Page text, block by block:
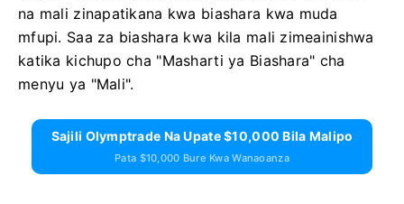
na mali zinapatikana kwa biashara kwa muda
mfupi. Saa za biashara kwa kila mali zimeainishwa
katika kichupo cha "Masharti ya Biashara" cha
menyu ya "Mali".
Sajili Olymptrade Na Upate $10,000 Bila Malipo
Pata $10,000 Bure Kwa Wanaoanza